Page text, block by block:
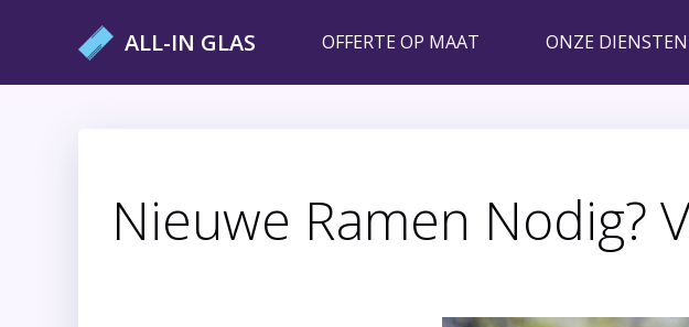
ALL-IN GLAS OFFERTE OP MAAT ONZE DIENSTEN
Nieuwe Ramen Nodig?